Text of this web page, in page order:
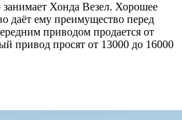
занимает Хонда Везел. Хорошее
даёт ему преимущество перед
приводом продается от
привод просят от 13000 до 16000